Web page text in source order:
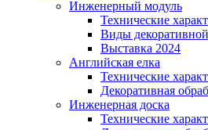
Инженерный модуль
Технические
Виды
Выставка 2024
Английская елка
Технические
Декоративная
Инженерная доска
Технические